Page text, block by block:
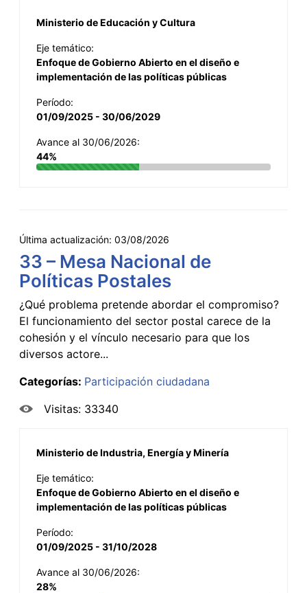
Ministerio de Educación y Cultura
Eje temático:
Enfoque de Gobierno Abierto en el diseño e
implementación de las políticas públicas
Período:
01/09/2025 - 30/06/2029
Avance al 30/06/2026:
44%
Última actualización: 03/08/2026
33 – Mesa Nacional de
Políticas Postales
¿Qué problema pretende abordar el compromiso?
El funcionamiento del sector postal carece de la
cohesión y el vínculo necesario para que los
diversos actore...
Categorías: Participación ciudadana
Visitas: 33340
Ministerio de Industria, Energía y Minería
Eje temático:
Enfoque de Gobierno Abierto en el diseño e
implementación de las políticas públicas
Período:
01/09/2025 - 31/10/2028
Avance al 30/06/2026:
28%